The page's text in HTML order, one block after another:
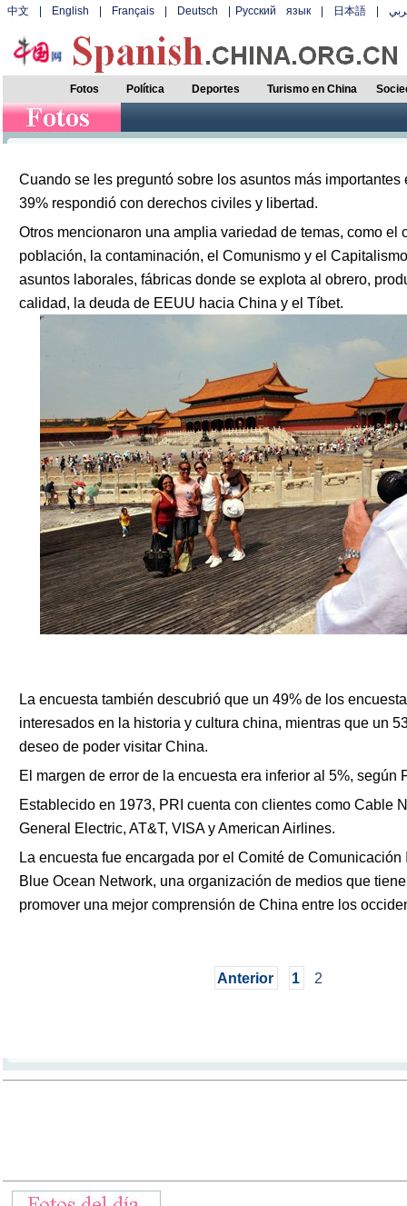
中文 English Français Deutsch Русский язык 日本語
Fotos Política Deportes Turismo en China
Cuando se les preguntó sobre los asuntos más importantes
39% respondió con derechos civiles y libertad.
Otros mencionaron una amplia variedad de temas, como el
población, la contaminación, el Comunismo y el
asuntos laborales, fábricas donde se explota al obrero,
calidad, la deuda de EEUU hacia China y el Tíbet.
La encuesta también descubrió que un 49% de los
interesados en la historia y cultura china, mientras que un
deseo de poder visitar China.
El margen de error de la encuesta era inferior al 5%, según
Establecido en 1973, PRI cuenta con clientes como Cable
General Electric, AT&T, VISA y American Airlines.
La encuesta fue encargada por el Comité de Comunicación
Blue Ocean Network, una organización de medios que
promover una mejor comprensión de China entre los
Anterior 1 2